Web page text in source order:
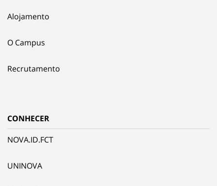
Alojamento
O Campus
Recrutamento
CONHECER
NOVA.ID.FCT
UNINOVA